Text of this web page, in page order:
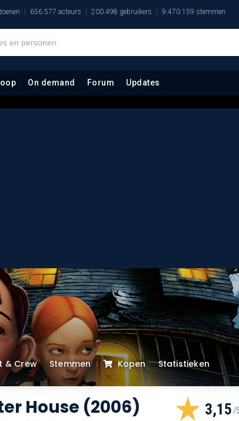
656.577 acteurs 200.498 gebruikers 9.470.159 stemmen
On demand Forum Updates
& Crew Stemmen Kopen Statistieken
House (2006) 3,15